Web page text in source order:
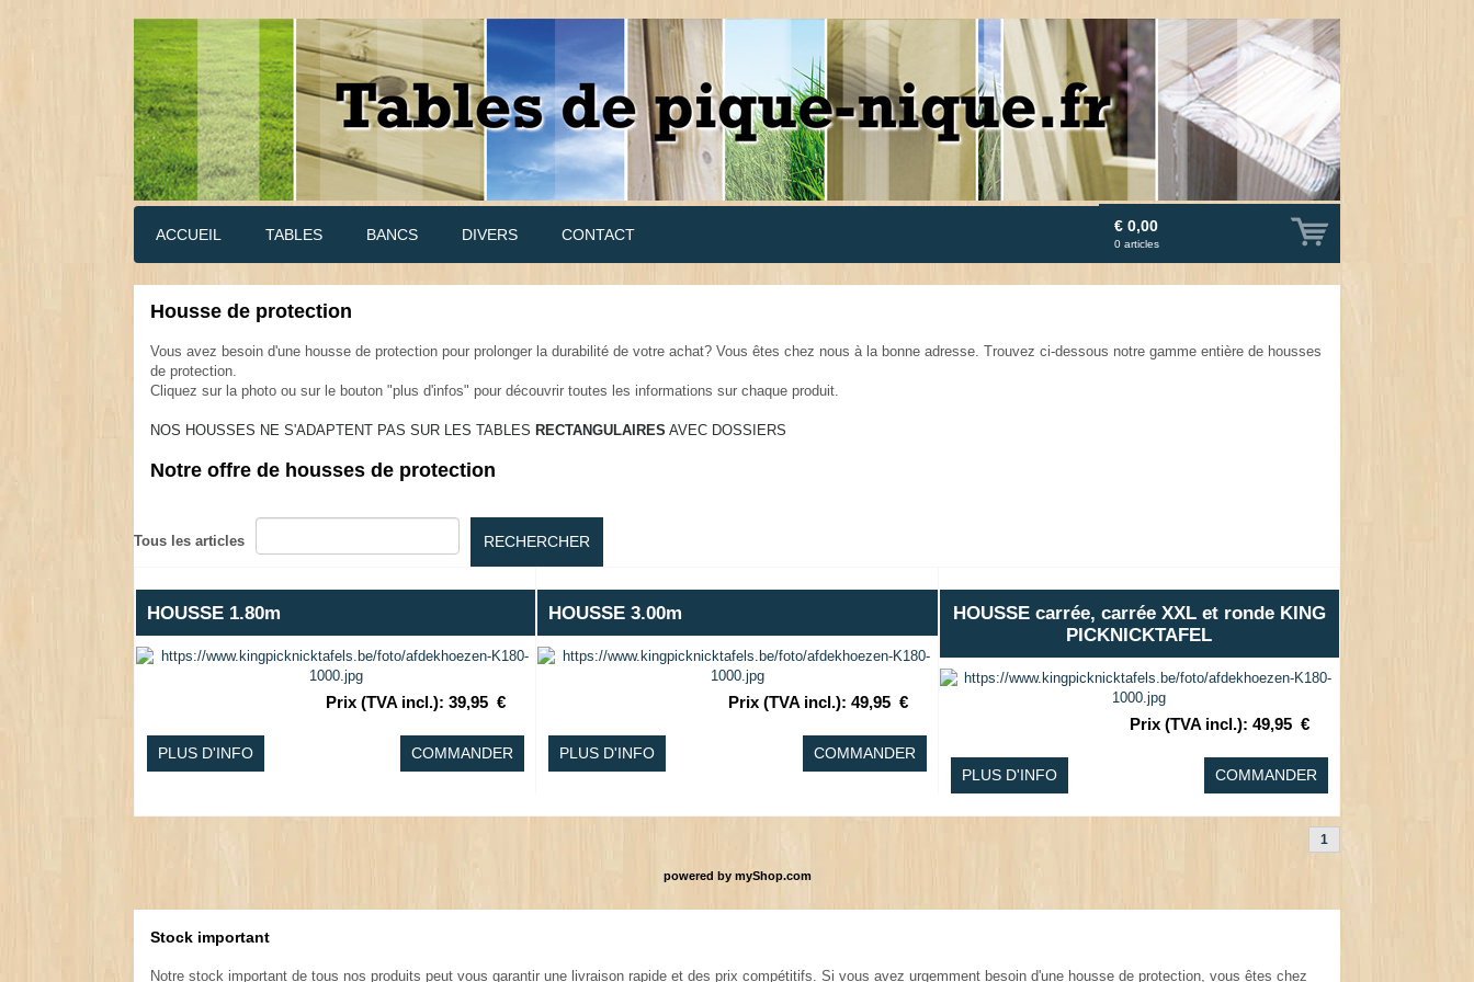
ACCUEIL TABLES BANCS DIVERS CONTACT € 0,00
0 articles
Housse de protection
Vous avez besoin d'une housse de protection pour prolonger la durabilité de votre achat? Vous êtes chez nous à la bonne adresse. Trouvez ci-dessous notre gamme entière de housses
de protection.
Cliquez sur la photo ou sur le bouton "plus d'infos" pour découvrir toutes les informations sur chaque produit.
NOS HOUSSES NE S'ADAPTENT PAS SUR LES TABLES RECTANGULAIRES AVEC DOSSIERS
Notre offre de housses de protection
Tous les articles RECHERCHER
HOUSSE 1.80m
Prix (TVA incl.):39,95 €
PLUS D'INFO COMMANDER
HOUSSE 3.00m
Prix (TVA incl.): 49,95 €
PLUS D'INFO COMMANDER
HOUSSE carrée, carrée XXL et ronde KING
PICKNICKTAFEL
Prix (TVA incl.): 49,95 €
PLUS D'INFO COMMANDER
1
powered by myShop.com
Stock important
Notre stock important de tous nos produits peut vous garantir une livraison rapide et des prix compétitifs. Si vous avez urgemment besoin d'une housse de protection, vous êtes chez